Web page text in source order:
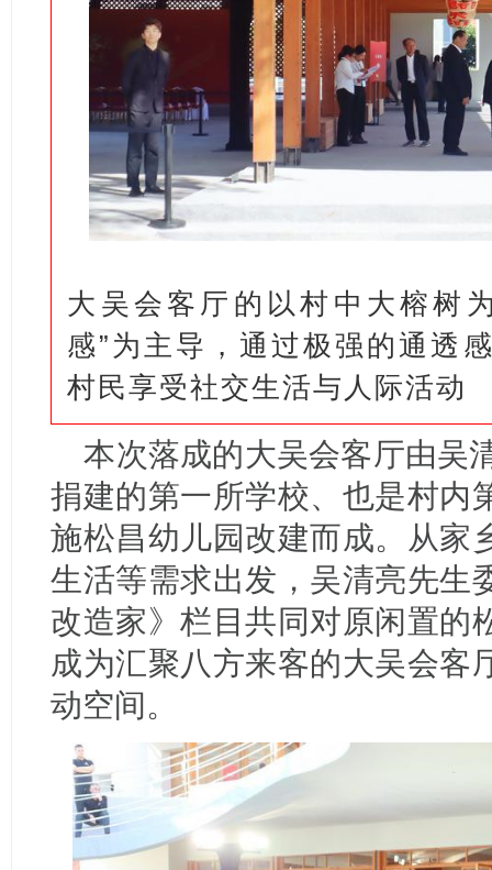
大吴会客厅的以村中大榕树
感”为主导，通过极强的通透
村民享受社交生活与人际活动
本次落成的大吴会客厅由吴
捐建的第一所学校、也是村内
施松昌幼儿园改建而成。从家
生活等需求出发，吴清亮先生
改造家》栏目共同对原闲置的
成为汇聚八方来客的大吴会客
动空间。